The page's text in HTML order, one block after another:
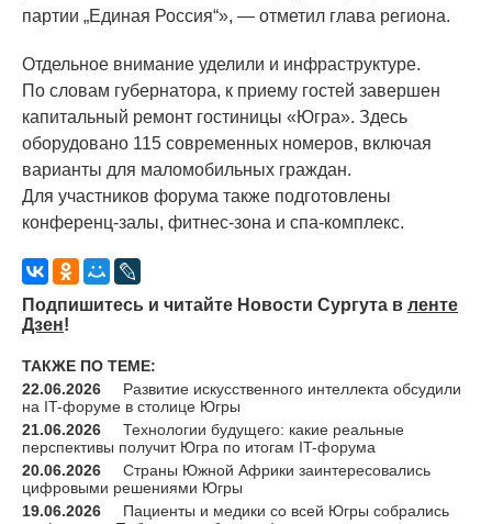
партии „Единая Россия“», — отметил глава региона.
Отдельное внимание уделили и инфраструктуре.
По словам губернатора, к приему гостей завершен
капитальный ремонт гостиницы «Югра». Здесь
оборудовано 115 современных номеров, включая
варианты для маломобильных граждан.
Для участников форума также подготовлены
конференц-залы, фитнес-зона и спа-комплекс.
Подпишитесь и читайте Новости Сургута в ленте
Дзен!
ТАКЖЕ ПО ТЕМЕ:
22.06.2026
Развитие искусственного интеллекта обсудили
на IT-форуме в столице Югры
21.06.2026
Технологии будущего: какие реальные
перспективы получит Югра по итогам IT-форума
20.06.2026
Страны Южной Африки заинтересовались
цифровыми решениями Югры
19.06.2026
Пациенты и медики со всей Югры собрались